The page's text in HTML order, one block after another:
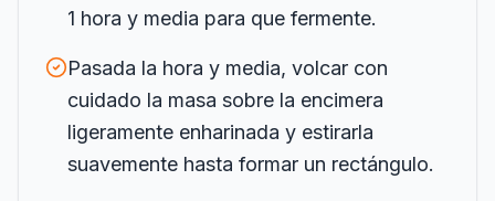
1 hora y media para que fermente.
Pasada la hora y media, volcar con
cuidado la masa sobre la encimera
ligeramente enharinada y estirarla
suavemente hasta formar un rectángulo.